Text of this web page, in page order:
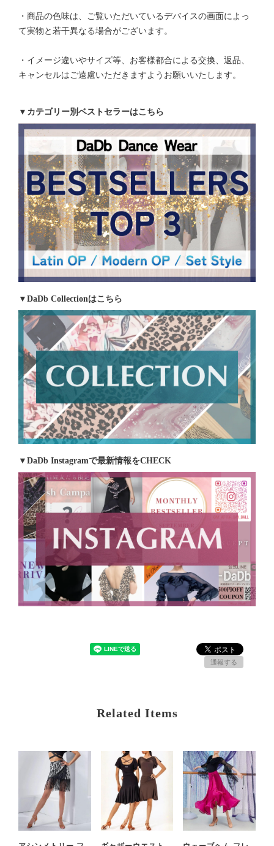
・商品の色味は、ご覧いただいているデバイスの画面によっ
て実物と若干異なる場合がございます。
・イメージ違いやサイズ等、お客様都合による交換、返品、
キャンセルはご遠慮いただきますようお願いいたします。
▼カテゴリー別ベストセラーはこちら
▼DaDb Collectionはこちら
▼DaDb Instagramで最新情報をCHECK
通報する
Related Items